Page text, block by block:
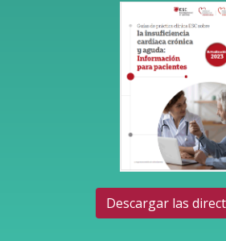
Descargar las